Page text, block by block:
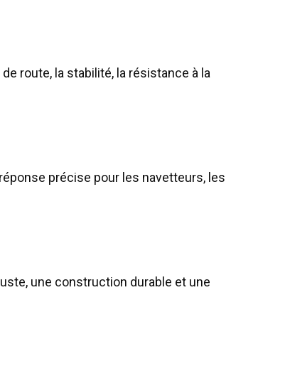
route, la stabilité, la résistance à la
précise pour les navetteurs, les
une construction durable et une